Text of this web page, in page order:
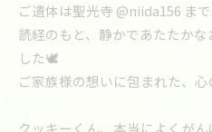
ご遺体は聖光寺 @niida156 ま
読経のもと、静かであたたか
した🕊️
ご家族様の想いに包まれた、心